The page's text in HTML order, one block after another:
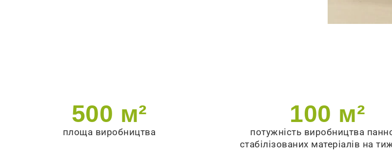
площа виробництва
500 м²
потужність виробництва
стабілізованих матеріалів на
100 м²